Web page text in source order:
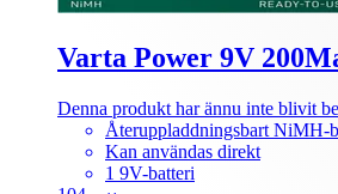
Varta Power 9V
Denna produkt har ännu inte blivit
Återuppladdningsbart NiMH-
Kan användas direkt
1 9V-batteri